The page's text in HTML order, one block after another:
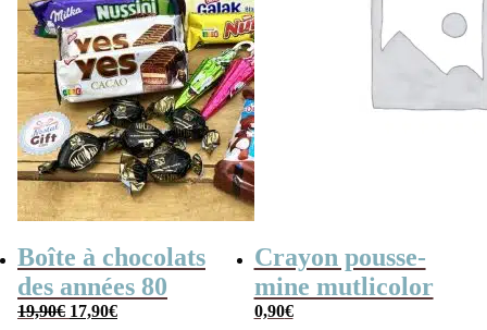
Boîte à chocolats
des années 80
19,90€ Le
prix
17,90€Le
prix
Crayon pousse-
mine mutlicolor
0,90€